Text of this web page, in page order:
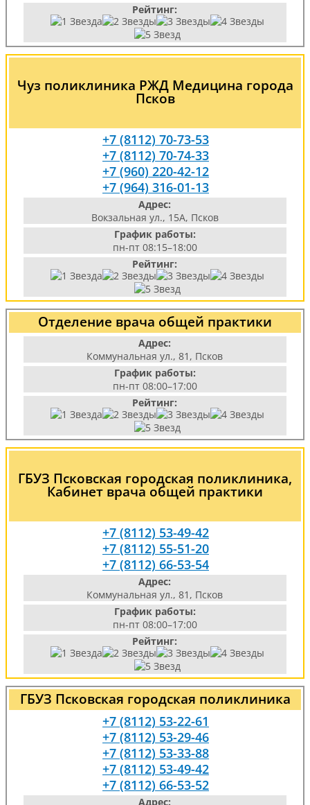
Рейтинг:
Чуз поликлиника РЖД Медицина города
Псков
+7 (8112) 70-73-53
+7 (8112) 70-74-33
+7 (960) 220-42-12
+7 (964) 316-01-13
Адрес:
Вокзальная ул., 15А, Псков
График работы:
пн-пт 08:15–18:00
Рейтинг:
Отделение врача общей практики
Адрес:
Коммунальная ул., 81, Псков
График работы:
пн-пт 08:00–17:00
Рейтинг:
ГБУЗ Псковская городская поликлиника,
Кабинет врача общей практики
+7 (8112) 53-49-42
+7 (8112) 55-51-20
+7 (8112) 66-53-54
Адрес:
Коммунальная ул., 81, Псков
График работы:
пн-пт 08:00–17:00
Рейтинг:
ГБУЗ Псковская городская поликлиника
+7 (8112) 53-22-61
+7 (8112) 53-29-46
+7 (8112) 53-33-88
+7 (8112) 53-49-42
+7 (8112) 66-53-52
Адрес: